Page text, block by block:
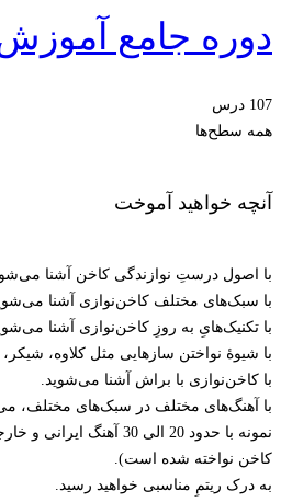
دوره جامع
107 درس
همه سطح‌ها
آنچه خواهید آموخت
با اصول درستِ نوازندگی کاخن آشنا
با سبک‌های مختلف کاخن‌نوازی آشنا
با تکنیک‌هایِ به روزِ کاخن‌نوازی آشنا
با شیوۀ نواختن سازهایی مثل کلاوه،
با کاخن‌نوازی با براش آشنا می‌شوید.
با آهنگ‌های مختلف در سبک‌های مختلف،
نمونه با حدود 20 الی 30
کاخن نواخته شده است).
به درک ریتمِ مناسبی خواهید رسید.